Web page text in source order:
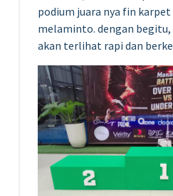
podium juara nya fin karpet
melaminto. dengan
akan terlihat rapi dan